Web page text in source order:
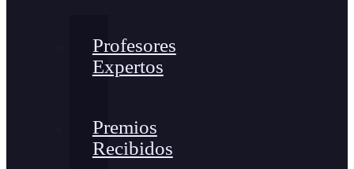
Profesores
Expertos
Premios
Recibidos